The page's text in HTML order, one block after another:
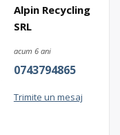
Alpin Recycling
SRL
acum 6 ani
0743794865
Trimite un mesaj